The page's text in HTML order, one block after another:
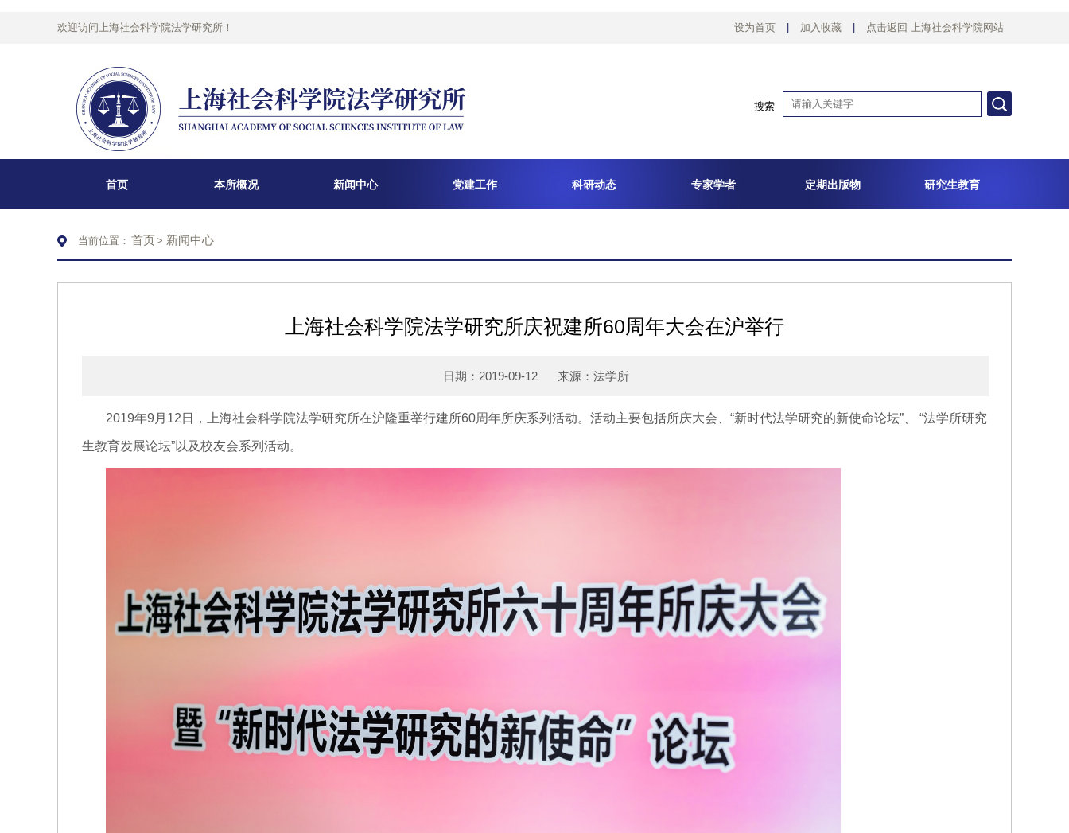
欢迎访问上海社会科学院法学研究所！ 设为首页 加入收藏 点击返回 上海社会科学院网站
搜索
首页 本所概况 新闻中心 党建工作 科研动态 专家学者 定期出版物 研究生教育
当前位置： 首页> 新闻中心
上海社会科学院法学研究所庆祝建所60周年大会在沪举行
日期：2019-09-12 来源：法学所
2019年9月12日，上海社会科学院法学研究所在沪隆重举行建所60周年所庆系列活动。活动主要包括所庆大会、“新时代法学研究的新使命论坛”、 “法学所研究
生教育发展论坛”以及校友会系列活动。